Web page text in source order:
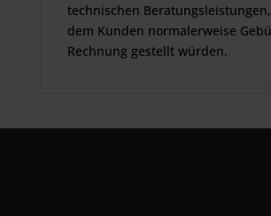
technischen
dem Kunden normalerweise
Rechnung gestellt würden.